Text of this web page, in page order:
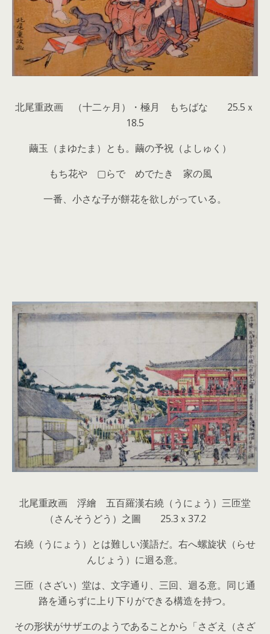
北尾重政画 （十二ヶ月）・極月 もちばな 25.5ｘ
18.5
繭玉（まゆたま）とも。繭の予祝（よしゅく）
もち花や ▢らで めでたき 家の風
一番、小さな子が餅花を欲しがっている。
北尾重政画 浮繪 五百羅漢右繞（うにょう）三匝堂
（さんそうどう）之圖 25.3ｘ37.2
右繞（うにょう）とは難しい漢語だ。右へ螺旋状（らせ
んじょう）に迴る意。
三匝（さざい）堂は、文字通り、三回、迴る意。同じ通
路を通らずに上り下りができる構造を持つ。
その形状がサザエのようであることから「さざえ（さざ